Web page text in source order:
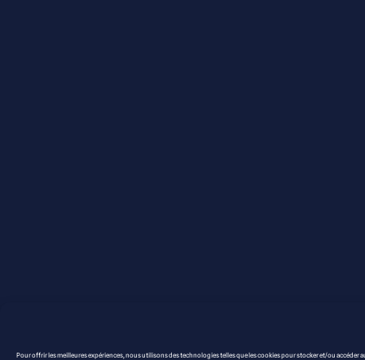
Pour offrir les meilleures expériences, nous utilisons des technologies telles que les cookies pour stocker et/ou